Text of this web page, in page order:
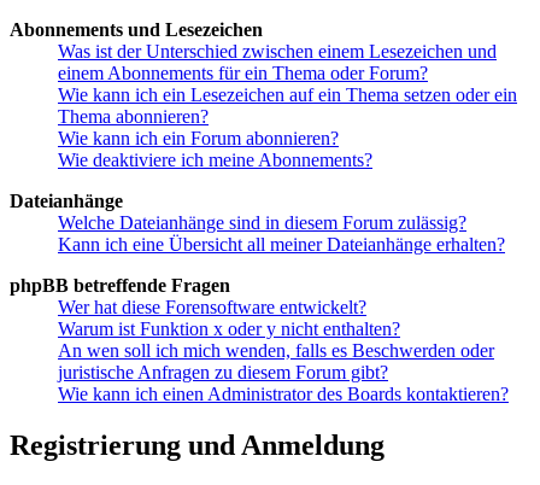
Abonnements und Lesezeichen
Was ist der Unterschied zwischen einem Lesezeichen und
einem Abonnements für ein Thema oder Forum?
Wie kann ich ein Lesezeichen auf ein Thema setzen oder ein
Thema abonnieren?
Wie kann ich ein Forum abonnieren?
Wie deaktiviere ich meine Abonnements?
Dateianhänge
Welche Dateianhänge sind in diesem Forum zulässig?
Kann ich eine Übersicht all meiner Dateianhänge erhalten?
phpBB betreffende Fragen
Wer hat diese Forensoftware entwickelt?
Warum ist Funktion x oder y nicht enthalten?
An wen soll ich mich wenden, falls es Beschwerden oder
juristische Anfragen zu diesem Forum gibt?
Wie kann ich einen Administrator des Boards kontaktieren?
Registrierung und Anmeldung